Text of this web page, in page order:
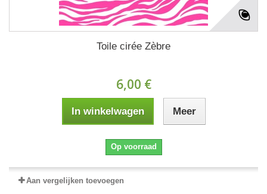
Toile cirée Zèbre
6,00 €
In winkelwagen Meer
Op voorraad
Aan vergelijken toevoegen